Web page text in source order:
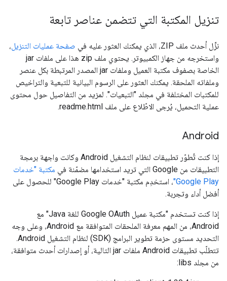
تنزيل المكتبة التي تتضمن عناصر تابعة
نزِّل أحدث ملف ZIP، الذي يمكنك العثور عليه في صفحة عمليات التنزيل،
واستخرجه من جهاز الكمبيوتر. يحتوي ملف zip هذا على ملفات jar
الخاصة بصفوف مكتبة العميل وملفات jar المصدر المرتبطة بكل عنصر
وملفاته الملحقة. يمكنك العثور على الرسوم البيانية للتبعية والتراخيص
للمكتبات المختلفة في مجلد "التبعيات". لمزيد من التفاصيل حول محتوى
عملية التحميل، يُرجى الاطّلاع على ملف readme.html.
Android
إذا كنت تُطوّر تطبيقات لنظام التشغيل Android وكانت واجهة برمجة
التطبيقات من Google التي تريد استخدامها مضمّنة في
مكتبة "خدمات
Google Play"
، استخدِم مكتبة "خدمات Google Play" للحصول على
أفضل أداء وتجربة.
إذا كنت تستخدم "مكتبة عميل Google OAuth للغة Java" مع
Android، من المهم معرفة الملحقات المتوافقة مع Android، وعلى وجه
التحديد مستوى حزمة تطوير البرامج (SDK) لنظام التشغيل Android.
تتطلّب تطبيقات Android ملفات jar التالية، أو إصدارات أحدث متوافقة،
من مجلد libs: